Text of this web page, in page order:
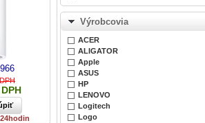
Výrobcovia
ACER
ALIGATOR
Apple
ASUS
HP
LENOVO
Logitech
Logo